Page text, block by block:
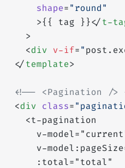
    shape
= "round"
    >{{ tag }}</
t-
  >
  <
div v-if= "
</template>
<!-- <Pagination />
<div class=
  <t-pagination
v-
v-
    :total="total"